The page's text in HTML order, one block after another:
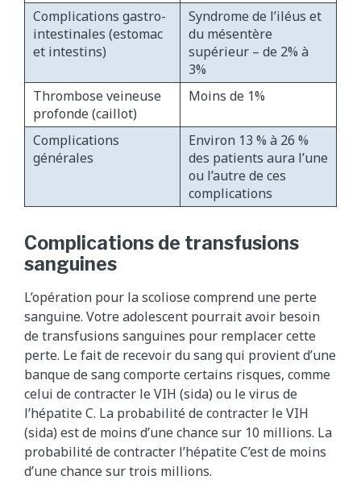
Complications gastro-
intestinales (estomac
et intestins)
Syndrome de l’iléus et
du mésentère
supérieur – de 2% à
3%
Thrombose veineuse
profonde (caillot)
Moins de 1%
Complications
générales
Environ 13 % à 26 %
des patients aura l’une
ou l’autre de ces
complications
Complications de transfusions
sanguines
L’opération pour la scoliose comprend une perte
sanguine. Votre adolescent pourrait avoir besoin
de transfusions sanguines pour remplacer cette
perte. Le fait de recevoir du sang qui provient d’une
banque de sang comporte certains risques, comme
celui de contracter le VIH (sida) ou le virus de
l’hépatite C. La probabilité de contracter le VIH
(sida) est de moins d’une chance sur 10 millions. La
probabilité de contracter l’hépatite C’est de moins
d’une chance sur trois millions.